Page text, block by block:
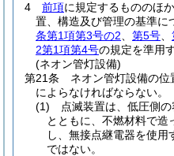
4
前項に規定するもののほ
置、構造及び管理の基準に
条第1項第3号の2
第5号
2第1項第4号の規定を準用す
(ネオン管灯設備)
第21条
ネオン管灯設備の
によらなければならない。
(1)
点滅装置は、低圧側
とともに、不燃材料で造
し、無接点継電器を使用
ではない。